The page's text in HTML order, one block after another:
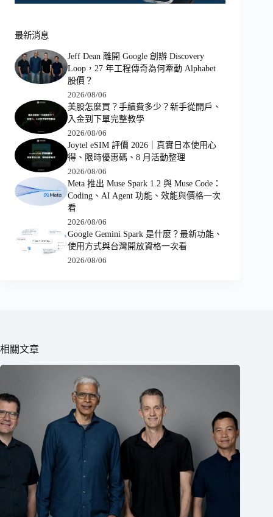
最新消息
Jeff Dean 離開 Google 創辦 Discovery
Loop，27 年工程傳奇為何牽動 Alphabet
股價？
2026/08/06
美股怎麼買？手續費多少？新手從開戶、
入金到下單完整教學
2026/08/06
Joytel eSIM 評價 2026｜真實日本使用心
得、限時優惠碼、8 月活動整理
2026/08/06
Meta 推出 Muse Spark 1.2 與 Muse Code：
Coding、AI Agent 功能、效能與價格一次
看
2026/08/06
Google Gemini Spark 是什麼？最新功能、
使用方式與台灣開放資格一次看
2026/08/06
相關文章